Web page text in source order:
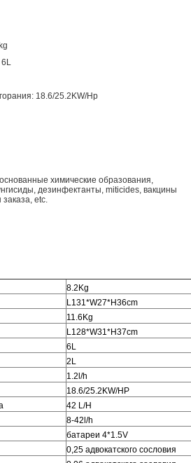
6L
18.6/25.2KW/Hp
химические образования,
дезинфектанты, miticides, вакцины
etc.
8.2Kg
L131*W27*H36cm
11.6Kg
L128*W31*H37cm
6L
2L
1.2l/h
18.6/25.2KW/HP
42 L/H
8-42l/h
батареи 4*1.5V
0,25 адвокатского сословия